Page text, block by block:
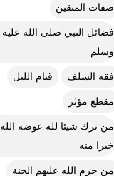
صفات المتقين
فضائل النبي صلى الله عليه
وسلم
فقه السلف قيام الليل
مقطع مؤثر
من ترك شيئا لله عوضه الله
خيرا منه
من حرم الله عليهم الجنة